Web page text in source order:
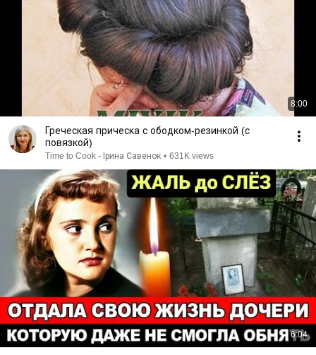
8:00
Греческая прическа с ободком-резинкой (с
повязкой)
Time to Cook - Ірина Савенок • 631K views
6:04